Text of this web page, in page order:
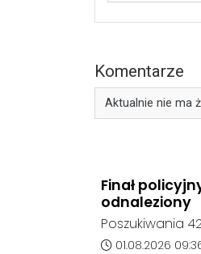
Komentarze
Aktualnie nie ma
Finał
odnaleziony
Poszukiwania
poinformowała
Data dodania
01.08.2026